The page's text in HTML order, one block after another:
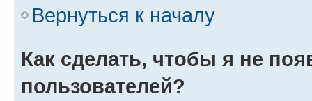
Вернуться к началу
Как сделать, чтобы я не
пользователей?